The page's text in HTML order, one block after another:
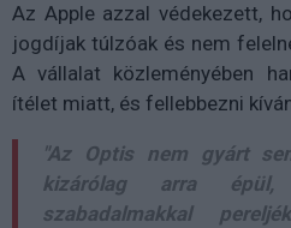
Az Apple azzal védekezett,
jogdíjak túlzóak és nem
A vállalat közleményében
ítélet miatt, és fellebbezni
"Az Optis nem gyárt
kizárólag arra épül,
szabadalmakkal